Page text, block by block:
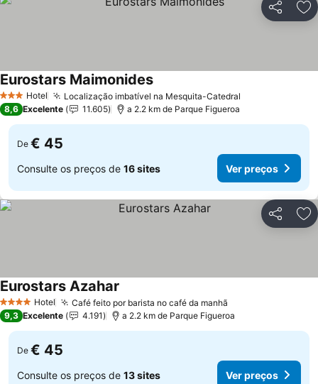
Partilhar
3 EstrelasHotel Localização imbatível na Mesquita-Catedral
Eurostars Maimonides
8,6 Excelente 11.605 a 2.2 km de Parque Figueroa
De € 45
Consulte os preços de 16 sites Ver preços
Partilhar
4 EstrelasHotel Café feito por barista no café da manhã
Eurostars Azahar
9,3 Excelente 4.191 a 2.2 km de Parque Figueroa
De € 45
Consulte os preços de 13 sites Ver preços